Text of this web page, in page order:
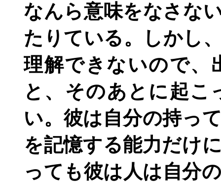
なんら意味をなさな
たりている。しかし
理解できないので、
と、そのあとに起こ
い。彼は自分の持っ
を記憶する能力だけ
っても彼は人は自分